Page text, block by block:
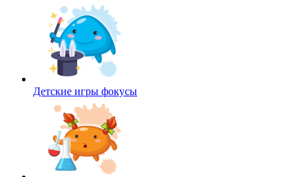
Детские игры фокусы